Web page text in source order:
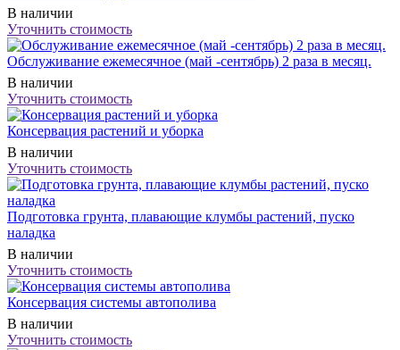
В наличии
Уточнить стоимость
Обслуживание ежемесячное (май -сентябрь) 2 раза в месяц.
В наличии
Уточнить стоимость
Консервация растений и уборка
В наличии
Уточнить стоимость
Подготовка грунта, плавающие клумбы растений, пуско
наладка
В наличии
Уточнить стоимость
Консервация системы автополива
В наличии
Уточнить стоимость